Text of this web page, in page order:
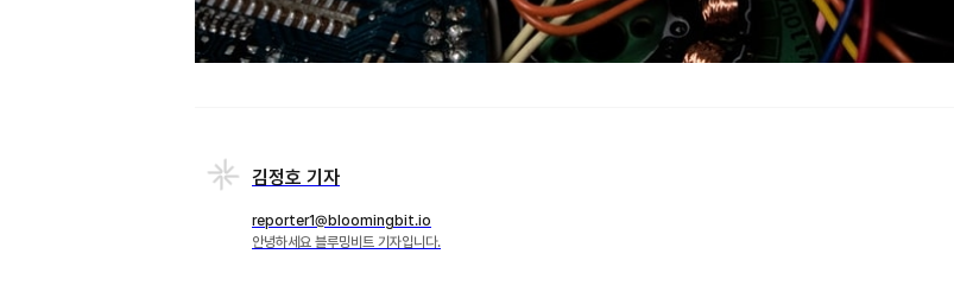
김정호 기자
reporter1@bloomingbit.io
안녕하세요 블루밍비트 기자입니다.